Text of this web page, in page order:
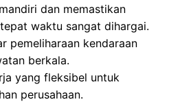
dan memastikan
waktu sangat dihargai.
pemeliharaan kendaraan
berkala.
yang fleksibel untuk
perusahaan.